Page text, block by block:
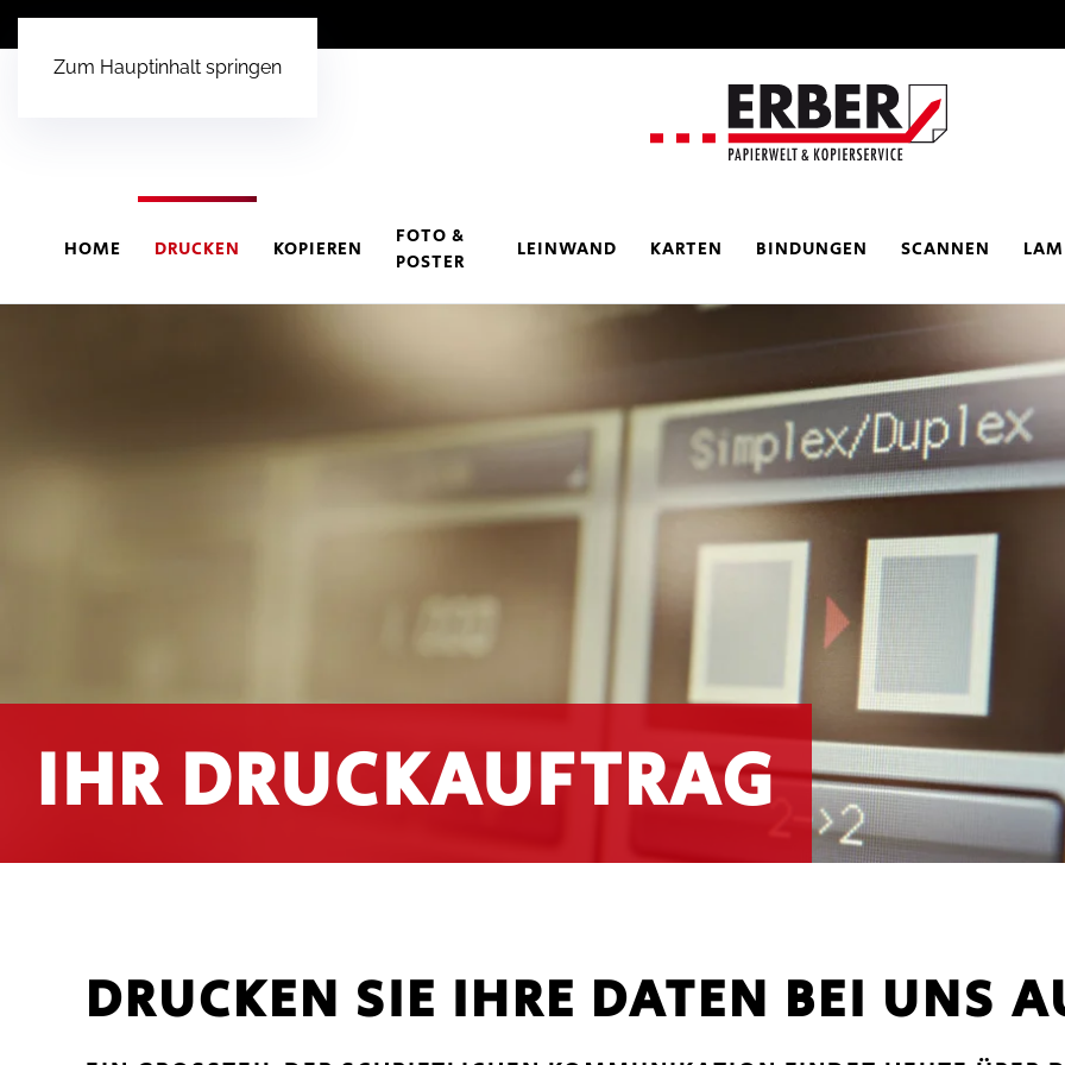
Zum Hauptinhalt springen
HOME DRUCKEN KOPIEREN
FOTO &
POSTER
LEINWAND KARTEN BINDUNGEN SCANNEN
IHR DRUCKAUFTRAG
DRUCKEN SIE IHRE DATEN BEI UNS